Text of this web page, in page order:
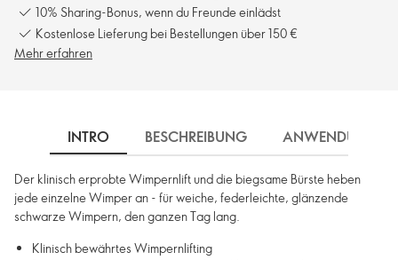
10% Sharing-Bonus, wenn du Freunde einlädst
Kostenlose Lieferung bei Bestellungen über 150 €
Mehr erfahren
INTRO BESCHREIBUNG ANWENDUNG
Der klinisch erprobte Wimpernlift und die biegsame Bürste heben
jede einzelne Wimper an - für weiche, federleichte, glänzende
schwarze Wimpern, den ganzen Tag lang.
Klinisch bewährtes Wimpernlifting